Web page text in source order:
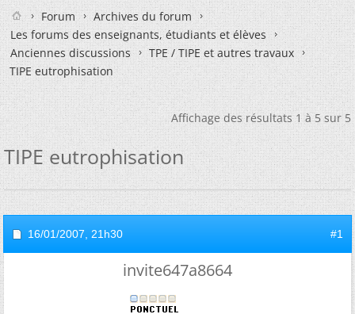
Forum
Archives du forum
Les forums des enseignants, étudiants et élèves
Anciennes discussions
TPE / TIPE et autres travaux
TIPE eutrophisation
Affichage des résultats 1 à 5 sur 5
TIPE eutrophisation
16/01/2007, 21h30 #1
invite647a8664